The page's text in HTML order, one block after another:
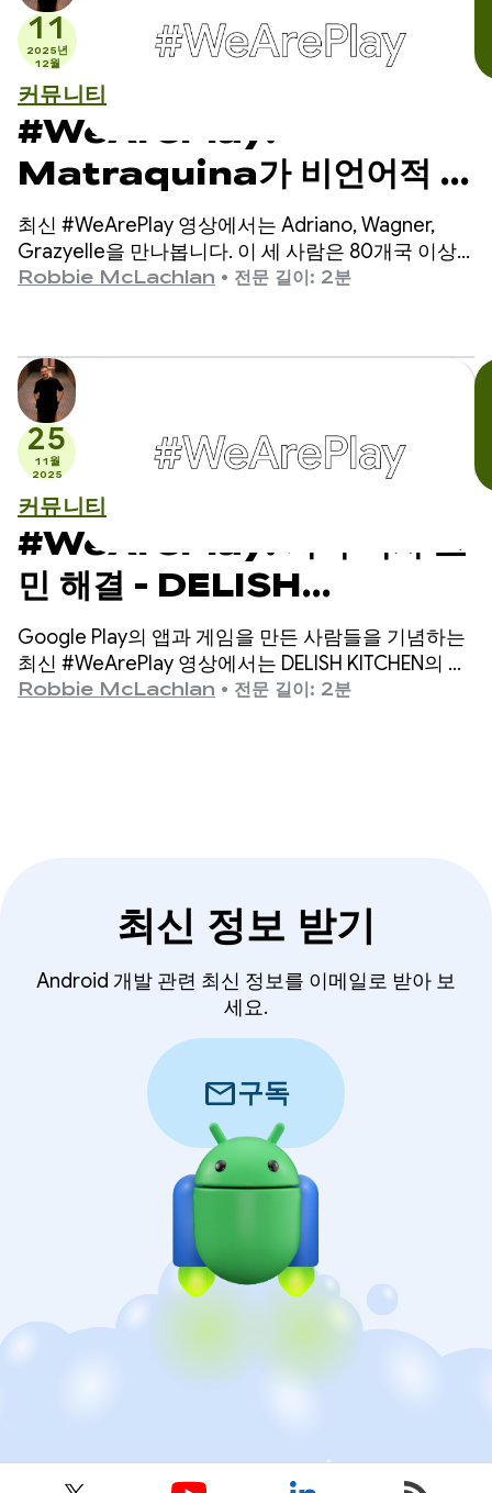
11
2025년
12월
커뮤니티
#WeArePlay:
Matraquina가 비언어적 아
동의 소통을 돕는 방법
최신 #WeArePlay 영상에서는 Adriano, Wagner,
Grazyelle을 만나봅니다. 이 세 사람은 80개국 이상
에서 수천 명의 비언어 아동이 소통할 수 있도록 지원
Robbie McLachlan • 전문 길이: 2분
25
11월
2025
커뮤니티
#WeArePlay: 저녁 식사 고
민 해결 - DELISH
KITCHEN이 1,300만 명의
홈쿡을 지원하는 방법
Google Play의 앱과 게임을 만든 사람들을 기념하는
최신 #WeArePlay 영상에서는 DELISH KITCHEN의 공
동 창업자인 치하루를 만나봅니다.
Robbie McLachlan • 전문 길이: 2분
최신 정보 받기
Android 개발 관련 최신 정보를 이메일로 받아 보
세요.
mail구독